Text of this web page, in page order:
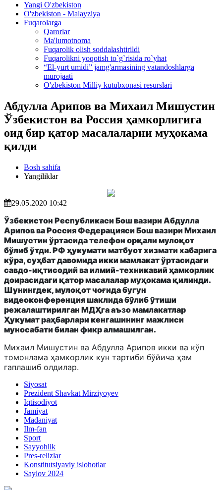
Yangi O'zbekiston
O'zbekiston - Malayziya
Fuqarolarga
Qarorlar
Ma'lumotnoma
Fuqarolik olish soddalashtirildi
Fuqarolikni yoqotish to`g`risida ro`yhat
“El-yurt umidi” jamg'armasining vatandoshlarga
murojaati
O'zbekiston Milliy kutubxonasi resurslari
Абдулла Арипов ва Михаил Мишустин
Ўзбекистон ва Россия ҳамкорлигига
оид бир қатор масалаларни муҳокама
қилди
Bosh sahifa
Yangiliklar
29.05.2020 10:42
Ўзбекистон Республикаси Бош вазири Абдулла
Арипов ва Россия Федерацияси Бош вазири Михаил
Мишустин ўртасида телефон орқали мулоқот
бўлиб ўтди. РФ ҳукумати матбуот хизмати хабарига
кўра, суҳбат давомида икки мамлакат ўртасидаги
савдо-иқтисодий ва илмий-техникавий ҳамкорлик
доирасидаги қатор масалалар муҳокама қилинди.
Шунингдек, мулоқот чоғида бугун
видеоконференция шаклида бўлиб ўтиши
режалаштирилган МДҲга аъзо мамлакатлар
Ҳукумат раҳбарлари кенгашининг мажлиси
муносабати билан фикр алмашилган.
Михаил Мишустин ва Абдулла Арипов икки ва кўп
томонлама ҳамкорлик кун тартиби бўйича ҳам
гаплашиб олдилар.
Siyosat
Prezident Shavkat Mirziyoyev
Iqtisodiyot
Jamiyat
Madaniyat
Ilm-fan
Sport
Sayyohlik
Pres-relizlar
Konstitutsiyaviy islohotlar
Saylov 2024